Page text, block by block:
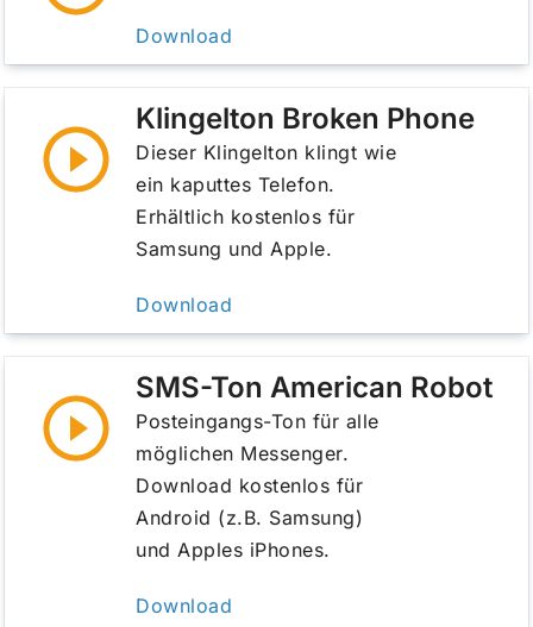
Download
Klingelton Broken Phone
Dieser Klingelton klingt wie
ein kaputtes Telefon.
Erhältlich kostenlos für
Samsung und Apple.
Download
SMS-Ton American Robot
Posteingangs-Ton für alle
möglichen Messenger.
Download kostenlos für
Android (z.B. Samsung)
und Apples iPhones.
Download